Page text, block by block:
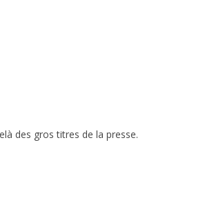
des gros titres de la presse.